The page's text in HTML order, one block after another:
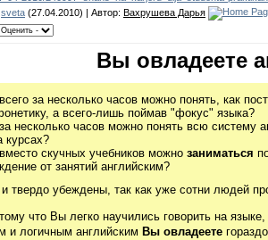
sveta (27.04.2010) | Автор: Вахрушева Дарья
Вы овладеете
за несколько часов можно понять, как
а всего-лишь поймав "фокус" языка?
несколько часов можно понять всю систему
курсах?
скучных учебников можно заниматься
от занятий английским?
твердо убеждены, так как уже сотни людей
что Вы легко научились говорить на
и логичным английским Вы овладеете гораздо